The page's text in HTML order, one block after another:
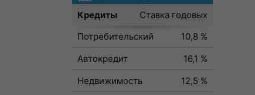
Кредиты
Ставка годовых
Потребительский
10,8 %
Автокредит
16,1 %
Недвижимость
12,5 %